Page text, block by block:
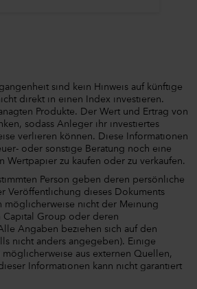
sind kein Hinweis auf künftige
direkt in einen Index investieren.
Produkte. Der Wert und Ertrag von
sodass Anleger ihr investiertes
verlieren können. Diese Informationen
oder sonstige Beratung noch eine
zu kaufen oder zu verkaufen.
Person geben deren persönliche
Veröffentlichung dieses Dokuments
möglicherweise nicht der Meinung
Capital Group oder deren
Angaben beziehen sich auf den
nicht anders angegeben). Einige
möglicherweise aus externen Quellen,
Informationen kann nicht garantiert